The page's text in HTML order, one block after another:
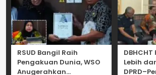
RSUD Bangil Raih
Pengakuan Dunia, WSO
Anugerahkan
Lebih